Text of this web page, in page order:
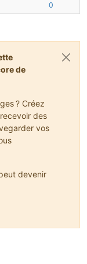
0
de
? Créez
des
vos
devenir